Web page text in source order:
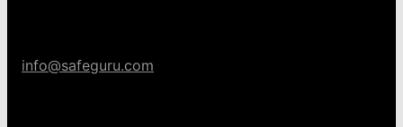
info@safeguru.com